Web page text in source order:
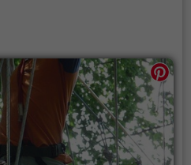
Springe bietet
und Spaß.